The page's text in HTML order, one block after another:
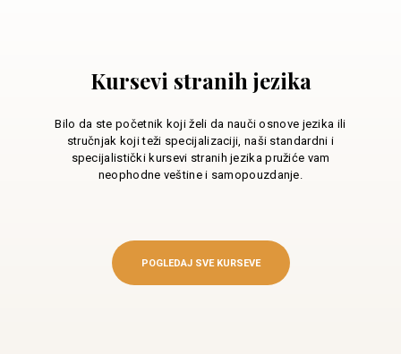
Kursevi stranih jezika
Bilo da ste početnik koji želi da nauči osnove jezika ili
stručnjak koji teži specijalizaciji, naši standardni i
specijalistički kursevi stranih jezika pružiće vam
neophodne veštine i samopouzdanje.
POGLEDAJ SVE KURSEVE